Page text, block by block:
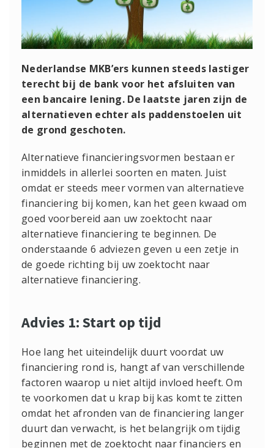
Nederlandse MKB’ers kunnen steeds lastiger
terecht bij de bank voor het afsluiten van
een bancaire lening. De laatste jaren zijn de
alternatieven echter als paddenstoelen uit
de grond geschoten.
Alternatieve financieringsvormen bestaan er
inmiddels in allerlei soorten en maten. Juist
omdat er steeds meer vormen van alternatieve
financiering bij komen, kan het geen kwaad om
goed voorbereid aan uw zoektocht naar
alternatieve financiering te beginnen. De
onderstaande 6 adviezen geven u een zetje in
de goede richting bij uw zoektocht naar
alternatieve financiering.
Advies 1: Start op tijd
Hoe lang het uiteindelijk duurt voordat uw
financiering rond is, hangt af van verschillende
factoren waarop u niet altijd invloed heeft. Om
te voorkomen dat u krap bij kas komt te zitten
omdat het afronden van de financiering langer
duurt dan verwacht, is het belangrijk om tijdig
beginnen met de zoektocht naar financiers en